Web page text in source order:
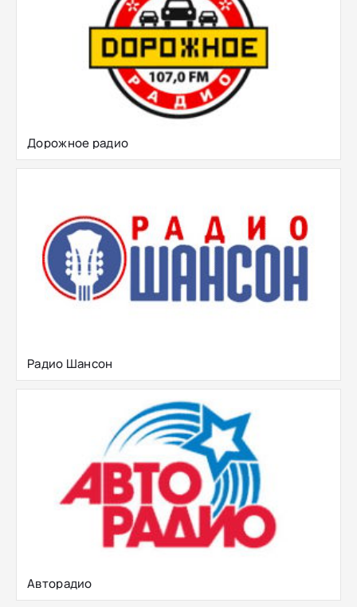
Дорожное радио
Радио Шансон
Авторадио